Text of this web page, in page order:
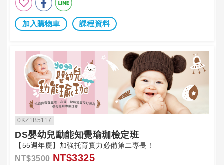
加入購物車 課程資料
0KZ1B5117
DS嬰幼兒動能知覺瑜珈檢定班
【55週年慶】加強托育實力必備第二專長！
NT$3500 NT$3325